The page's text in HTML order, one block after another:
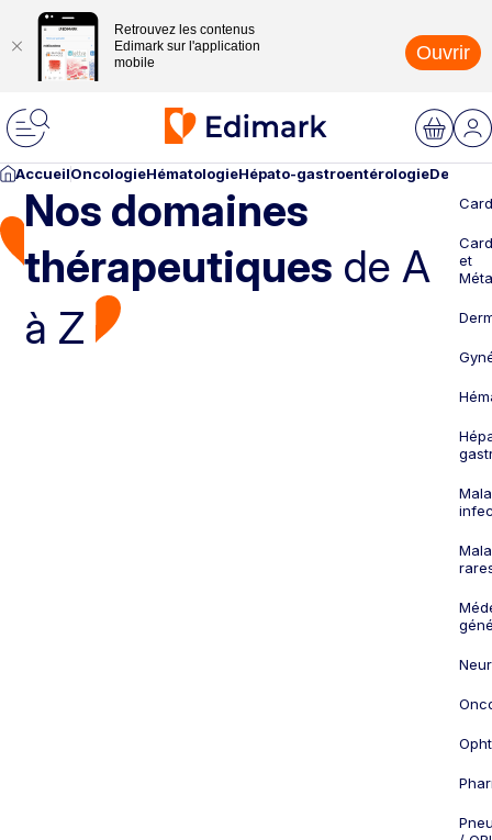
Retrouvez les contenus
Edimark sur l'application
mobile
Ouvrir
AccueilOncologieHématologieHépato-gastroentérologie
Nos domaines
thérapeutiques de A
à Z
et